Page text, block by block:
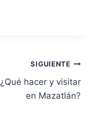
SIGUIENTE
¿Qué hacer y visitar
en Mazatlán?